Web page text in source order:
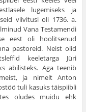
lugemi­seks ja
viivitusi oli 1736. a.
Vana Testamendi
eest oli hoolitsenud
pastoreid. Neist olid
keeletarga Jüri
abilisteks. Aga teenib
ja nimelt Anton
tuli kasuks täispiibli
oludes muidu ehk